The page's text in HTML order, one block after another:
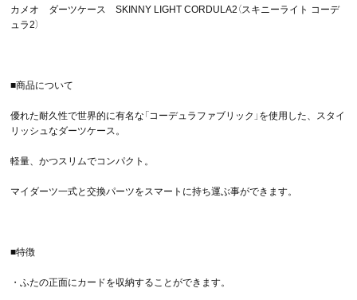
カメオ ダーツケース SKINNY LIGHT CORDULA2（スキニーライト コーデ
ュラ2）
■商品について
優れた耐久性で世界的に有名な「コーデュラファブリック」を使用した、スタイ
リッシュなダーツケース。
軽量、かつスリムでコンパクト。
マイダーツ一式と交換パーツをスマートに持ち運ぶ事ができます。
■特徴
・ふたの正面にカードを収納することができます。